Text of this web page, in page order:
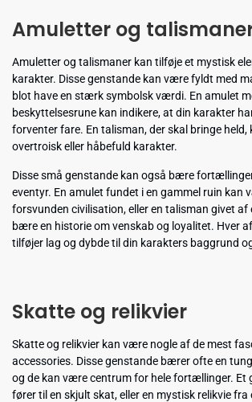
Amuletter og
Amuletter og talismaner kan tilføje et mystisk
karakter. Disse genstande kan være fyldt med
blot have en stærk symbolsk værdi. En amulet
beskyttelsesrune kan indikere, at din karakter
forventer fare. En talisman, der skal bringe held,
overtroisk eller håbefuld karakter.
Disse små genstande kan også bære
eventyr. En amulet fundet i en gammel ruin kan
forsvunden civilisation, eller en talisman givet af
bære en historie om venskab og loyalitet. Hver
tilføjer lag og dybde til din karakters baggrund
Skatte og relikvier
Skatte og relikvier kan være nogle af de mest
accessories. Disse genstande bærer ofte en
og de kan være centrum for hele fortællinger. Et
fører til en skjult skat, eller en mystisk relikvie fra